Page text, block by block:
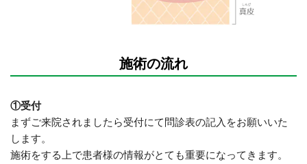
施術の流れ
①受付
まずご来院されましたら受付にて問診表の記入をお願いいた
します。
施術をする上で患者様の情報がとても重要になってきます。